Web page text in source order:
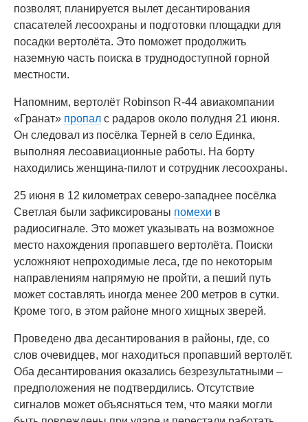
позволят, планируется вылет десантирования
спасателей лесоохраны и подготовки площадки для
посадки вертолёта. Это поможет продолжить
наземную часть поиска в труднодоступной горной
местности.
Напомним, вертолёт Robinson R-44 авиакомпании
«Гранат» пропал с радаров около полудня 21 июня.
Он следовал из посёлка Терней в село Единка,
выполняя лесоавиационные работы. На борту
находились женщина-пилот и сотрудник лесоохраны.
25 июня в 12 километрах северо-западнее посёлка
Светлая были зафиксированы помехи в
радиосигнале. Это может указывать на возможное
место нахождения пропавшего вертолёта. Поиски
усложняют непроходимые леса, где по некоторым
направлениям напрямую не пройти, а пеший путь
может составлять иногда менее 200 метров в сутки.
Кроме того, в этом районе много хищных зверей.
Проведено два десантирования в районы, где, со
слов очевидцев, мог находиться пропавший вертолёт.
Оба десантирования оказались безрезультатными –
предположения не подтвердились. Отсутствие
сигналов может объясняться тем, что маяки могли